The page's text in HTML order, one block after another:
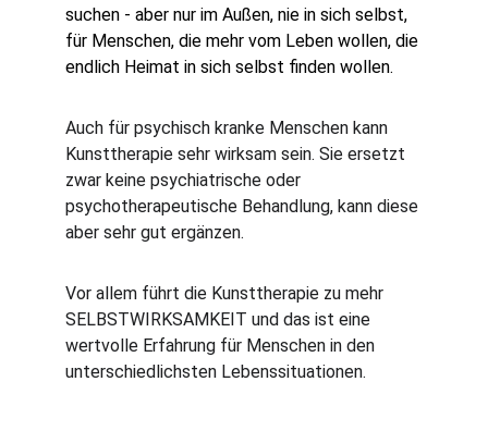
suchen - aber nur im Außen, nie in sich selbst,
für Menschen, die mehr vom Leben wollen, die
endlich Heimat in sich selbst finden wollen.
Auch für psychisch kranke Menschen kann
Kunsttherapie sehr wirksam sein. Sie ersetzt
zwar keine psychiatrische oder
psychotherapeutische Behandlung, kann diese
aber sehr gut ergänzen.
Vor allem führt die Kunsttherapie zu mehr
SELBSTWIRKSAMKEIT und das ist eine
wertvolle Erfahrung für Menschen in den
unterschiedlichsten Lebenssituationen.